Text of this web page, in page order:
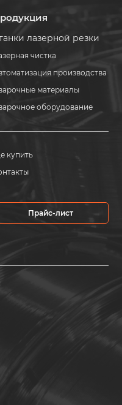
лазерной резки
чистка
производства
материалы
оборудование
купить
Прайс-лист